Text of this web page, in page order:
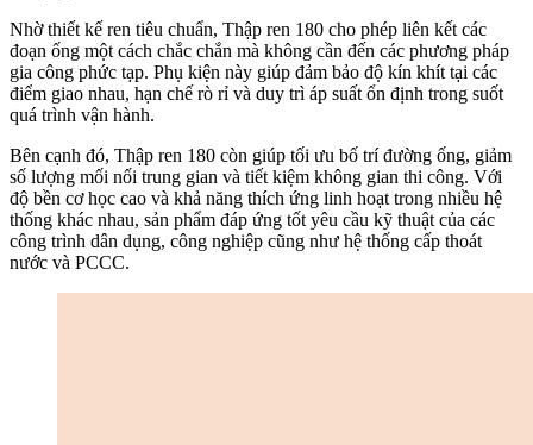
Nhờ thiết kế ren tiêu chuẩn, Thập ren 180 cho phép liên kết các
đoạn ống một cách chắc chắn mà không cần đến các phương pháp
gia công phức tạp. Phụ kiện này giúp đảm bảo độ kín khít tại các
điểm giao nhau, hạn chế rò rỉ và duy trì áp suất ổn định trong suốt
quá trình vận hành.
Bên cạnh đó, Thập ren 180 còn giúp tối ưu bố trí đường ống, giảm
số lượng mối nối trung gian và tiết kiệm không gian thi công. Với
độ bền cơ học cao và khả năng thích ứng linh hoạt trong nhiều hệ
thống khác nhau, sản phẩm đáp ứng tốt yêu cầu kỹ thuật của các
công trình dân dụng, công nghiệp cũng như hệ thống cấp thoát
nước và PCCC.